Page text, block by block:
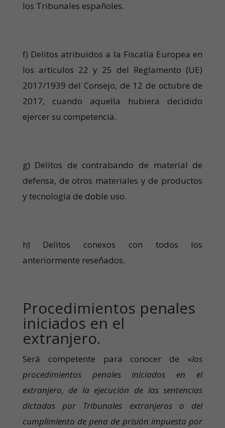
los Tribunales españoles.
f) Delitos atribuidos a la Fiscalía Europea en
los artículos 22 y 25 del Reglamento (UE)
2017/1939 del Consejo, de 12 de octubre de
2017, cuando aquella hubiera decidido
ejercer su competencia.
g) Delitos de contrabando de material de
defensa, de otros materiales y de productos
y tecnología de doble uso.
h) Delitos conexos con todos los
anteriormente reseñados.
Procedimientos penales
iniciados en el
extranjero.
Será competente para conocer de «los
procedimientos penales iniciados en el
extranjero, de la ejecución de las sentencias
dictadas por Tribunales extranjeros o del
cumplimiento de pena de prisión impuesta por